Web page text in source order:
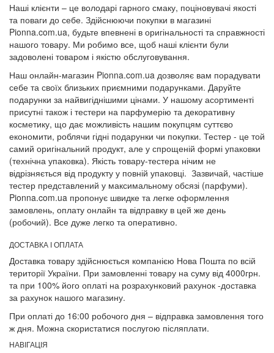
Наші клієнти – це володарі гарного смаку, поціновувачі якості
та поваги до себе. Здійснюючи покупки в магазині
Pionna.com.ua, будьте впевнені в оригінальності та справжності
нашого товару. Ми робимо все, щоб наші клієнти були
задоволені товаром і якістю обслуговування.
Наш онлайн-магазин Pionna.com.ua дозволяє вам порадувати
себе та своїх близьких приємними подарунками. Даруйте
подарунки за найвигіднішими цінами. У нашому асортименті
присутні також і тестери на парфумерію та декоративну
косметику, що дає можливість нашим покупцям суттєво
економити, роблячи гідні подарунки чи покупки. Тестер - це той
самий оригінальний продукт, але у спрощеній формі упаковки
(технічна упаковка). Якість товару-тестера нічим не
відрізняється від продукту у повній упаковці. Зазвичай, частіше
тестер представлений у максимальному обсязі (парфуми).
Pionna.com.ua пропонує швидке та легке оформлення
замовлень, оплату онлайн та відправку в цей же день
(робочий). Все дуже легко та оперативно.
ДОСТАВКА І ОПЛАТА
Доставка товару здійснюється компанією Нова Пошта по всій
території України. При замовленні товару на суму від 4000грн.
та при 100% його оплаті на розрахунковий рахунок -доставка
за рахунок нашого магазину.
При оплаті до 16:00 робочого дня – відправка замовлення того
ж дня. Можна скористатися послугою післяплати.
НАВІГАЦІЯ